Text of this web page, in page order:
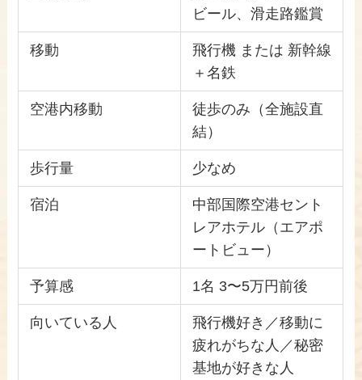
ビール、滑走路鑑賞
移動
飛行機 または 新幹線
＋名鉄
空港内移動
徒歩のみ（全施設直
結）
歩行量 少なめ
宿泊
中部国際空港セント
レアホテル（エアポ
ートビュー）
予算感 1名 3〜5万円前後
向いている人
飛行機好き／移動に
疲れがちな人／秘密
基地が好きな人